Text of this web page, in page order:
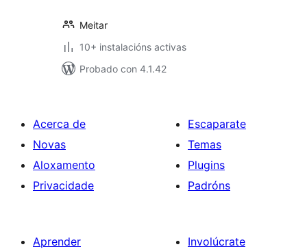
Meitar
10+ instalacións activas
Probado con 4.1.42
Acerca de
Novas
Aloxamento
Privacidade
Escaparate
Temas
Plugins
Padróns
Aprender
Involúcrate